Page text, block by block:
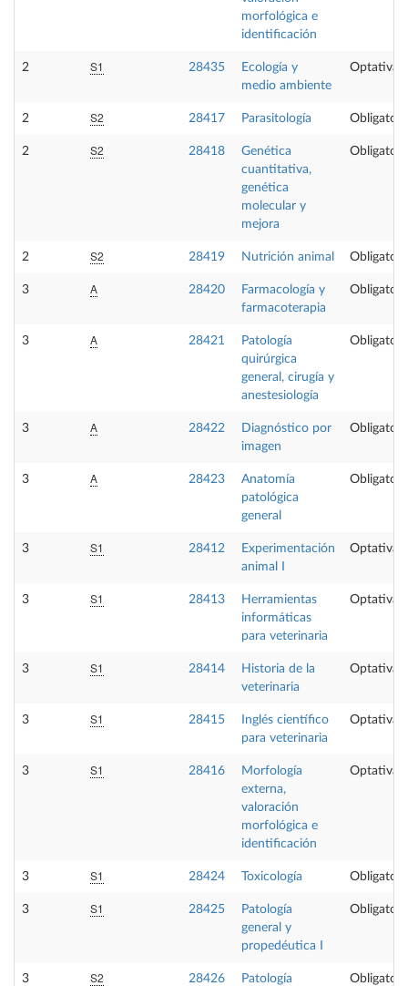
morfológica e
identificación
2 S1 28435
Ecología y
medio ambiente
Optativa
2 S2 28417 Parasitología
2 S2 28418
Genética
cuantitativa,
genética
molecular y
mejora
2 S2 28419 Nutrición animal
3 A 28420
Farmacología y
farmacoterapia
3 A 28421
Patología
quirúrgica
general, cirugía y
anestesiología
3 A 28422
Diagnóstico por
imagen
3 A 28423
Anatomía
patológica
general
3 S1 28412
Experimentación
animal I
Optativa
3 S1 28413
Herramientas
informáticas
para veterinaria
Optativa
3 S1 28414
Historia de la
veterinaria
Optativa
3 S1 28415
Inglés científico
para veterinaria
Optativa
3 S1 28416
Morfología
externa,
valoración
morfológica e
identificación
Optativa
3 S1 28424 Toxicología
3 S1 28425
Patología
general y
propedéutica I
3 S2 28426 Patología